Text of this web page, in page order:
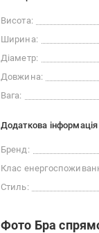
Висота:
Ширина:
Діаметр:
Довжина:
Вага:
Додаткова інформація
Бренд:
Клас
Стиль:
Фото Бра